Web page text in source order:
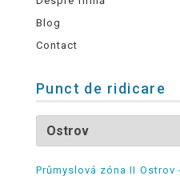
Blog
Contact
Punct de ridicare
Průmyslová zóna II Ostrov